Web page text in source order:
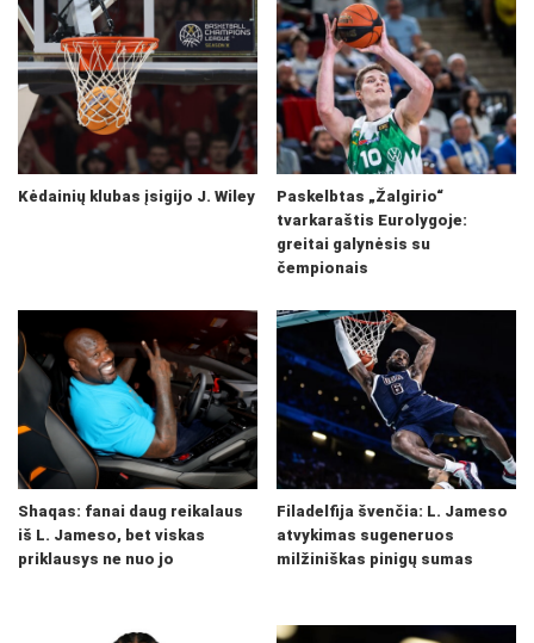
Kėdainių klubas įsigijo J. Wiley
Paskelbtas „Žalgirio“
tvarkaraštis Eurolygoje:
greitai galynėsis su
čempionais
Shaqas: fanai daug reikalaus
iš L. Jameso, bet viskas
priklausys ne nuo jo
Filadelfija švenčia: L. Jameso
atvykimas sugeneruos
milžiniškas pinigų sumas